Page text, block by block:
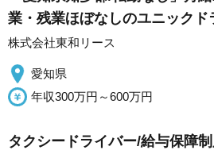
業・残業ほぼなしのユニックド
株式会社東和リース
愛知県
年収300万円～600万円
タクシードライバー/給与保障